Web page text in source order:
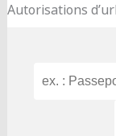
Autorisations